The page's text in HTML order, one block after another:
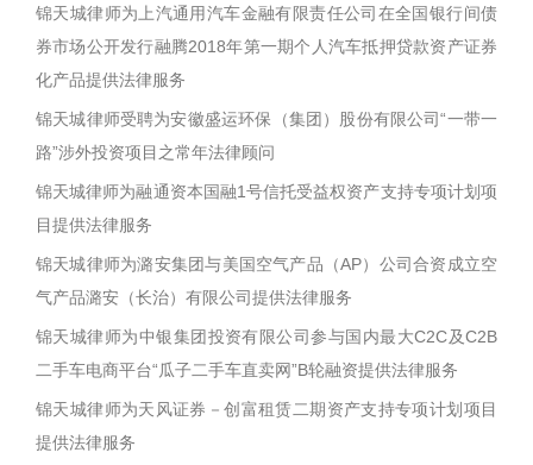
锦天城律师为上汽通用汽车金融有限责任公司在全国银行间债
券市场公开发行融腾2018年第一期个人汽车抵押贷款资产证券
化产品提供法律服务
锦天城律师受聘为安徽盛运环保（集团）股份有限公司“一带一
路”涉外投资项目之常年法律顾问
锦天城律师为融通资本国融1号信托受益权资产支持专项计划项
目提供法律服务
锦天城律师为潞安集团与美国空气产品（AP）公司合资成立空
气产品潞安（长治）有限公司提供法律服务
锦天城律师为中银集团投资有限公司参与国内最大C2C及C2B
二手车电商平台“瓜子二手车直卖网”B轮融资提供法律服务
锦天城律师为天风证券－创富租赁二期资产支持专项计划项目
提供法律服务